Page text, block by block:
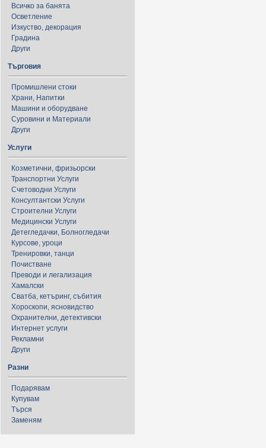
Всичко за банята
Осветление
Изкуство, декорация
Градина
Други
Търговия
Промишлени стоки
Храни, Напитки
Машини и оборудване
Суровини и Материали
Други
Услуги
Козметични, фризьорски
Транспортни Услуги
Счетоводни Услуги
Консултантски Услуги
Строителни Услуги
Медицински Услуги
Детегледачки, Болногледачи
Курсове, уроци
Тренировки, танци
Почистване
Преводи и легализация
Хамалски
Сватба, кетъринг, събития
Хороскопи, ясновидство
Охранителни, детективски
Интернет услуги
Рекламни
Други
Разни
Подарявам
Купувам
Търся
Заменям